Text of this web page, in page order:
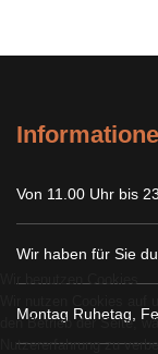
Von 11.00 Uhr bis
Wir haben für Sie
Montag Ruhetag,
den Betrieb der Seite,
Nutzererfahrung zu